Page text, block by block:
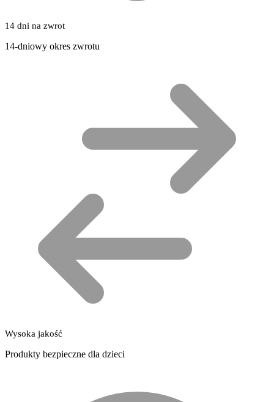
14 dni na zwrot
14-dniowy okres zwrotu
Wysoka jakość
Produkty bezpieczne dla dzieci